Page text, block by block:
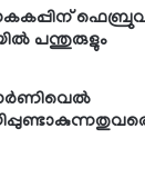
പന്തുരുളും